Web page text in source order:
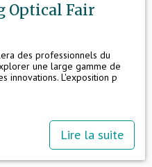
Optical Fair
des professionnels du
une large gamme de
innovations. L'exposition p
Lire la suite